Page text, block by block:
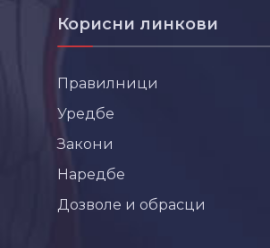
Корисни линкови
Правилници
Уредбе
Закони
Наредбе
Дозволе и обрасци